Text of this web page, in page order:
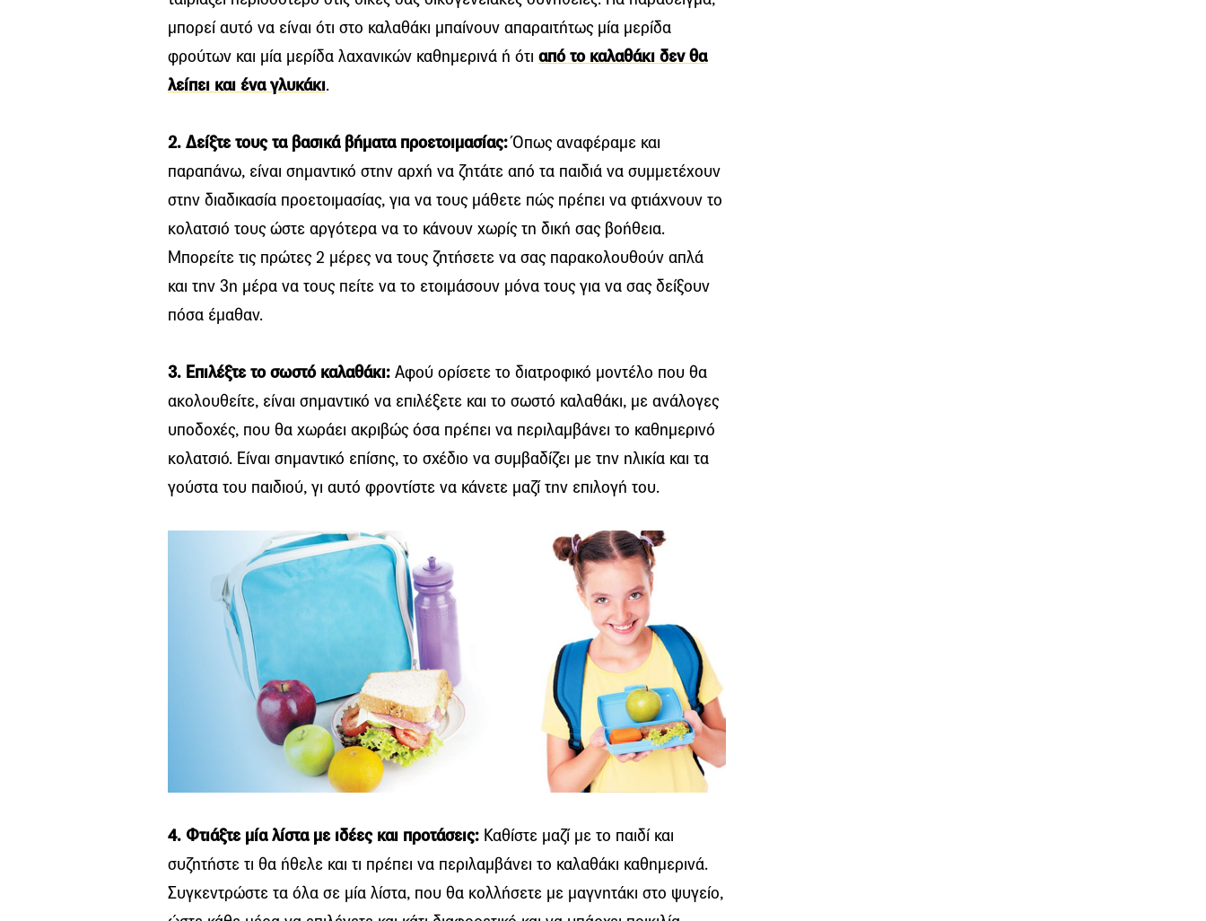
μπορεί αυτό να είναι ότι στο καλαθάκι μπαίνουν απαραιτήτως μία μερίδα
φρούτων και μία μερίδα λαχανικών καθημερινά ή ότι από το καλαθάκι δεν θα
λείπει και ένα γλυκάκι.
2. Δείξτε τους τα βασικά βήματα προετοιμασίας:Όπως αναφέραμε και
παραπάνω, είναι σημαντικό στην αρχή να ζητάτε από τα παιδιά να συμμετέχουν
στην διαδικασία προετοιμασίας, για να τους μάθετε πώς πρέπει να φτιάχνουν το
κολατσιό τους ώστε αργότερα να το κάνουν χωρίς τη δική σας βοήθεια.
Μπορείτε τις πρώτες 2 μέρες να τους ζητήσετε να σας παρακολουθούν απλά
και την 3η μέρα να τους πείτε να το ετοιμάσουν μόνα τους για να σας δείξουν
πόσα έμαθαν.
3. Επιλέξτε το σωστό καλαθάκι: Αφού ορίσετε το διατροφικό μοντέλο που θα
ακολουθείτε, είναι σημαντικό να επιλέξετε και το σωστό καλαθάκι, με ανάλογες
υποδοχές, που θα χωράει ακριβώς όσα πρέπει να περιλαμβάνει το καθημερινό
κολατσιό. Είναι σημαντικό επίσης, το σχέδιο να συμβαδίζει με την ηλικία και τα
γούστα του παιδιού, γι αυτό φροντίστε να κάνετε μαζί την επιλογή του.
4. Φτιάξτε μία λίστα με ιδέες και προτάσεις: Καθίστε μαζί με το παιδί και
συζητήστε τι θα ήθελε και τι πρέπει να περιλαμβάνει το καλαθάκι καθημερινά.
Συγκεντρώστε τα όλα σε μία λίστα, που θα κολλήσετε με μαγνητάκι στο ψυγείο,